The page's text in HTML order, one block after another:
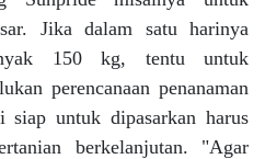
Jika dalam satu harinya
150 kg, tentu untuk
perencanaan penanaman
siap untuk dipasarkan harus
berkelanjutan. "Agar